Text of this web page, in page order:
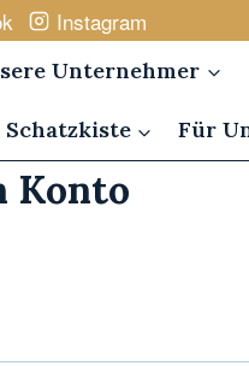
Instagram
Unternehmer
Schatzkiste Für
Konto